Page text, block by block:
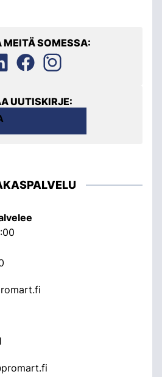
MEITÄ SOMESSA:
UUTISKIRJE: